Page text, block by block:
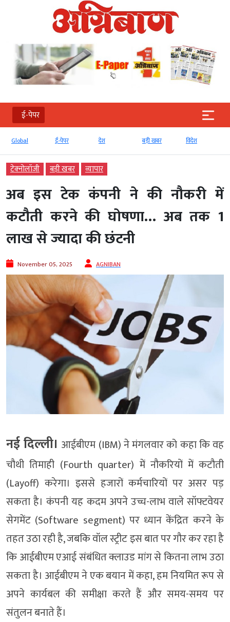
ई-पेपर
Global ई-पेपर देश बड़ी खबर विदेश
टेक्‍नोलॉजी बड़ी खबर व्‍यापार
अब इस टेक कंपनी ने की नौकरी में
कटौती करने की घोषणा… अब तक 1
लाख से ज्यादा की छंटनी
November 05, 2025 AGNIBAN
नई दिल्ली। आईबीएम (IBM) ने मंगलवार को कहा कि वह
चौथी तिमाही (Fourth quarter) में नौकरियों में कटौती
(Layoff) करेगा। इससे हजारों कर्मचारियों पर असर पड़
सकता है। कंपनी यह कदम अपने उच्च-लाभ वाले सॉफ्टवेयर
सेगमेंट (Software segment) पर ध्यान केंद्रित करने के
तहत उठा रही है, जबकि वॉल स्ट्रीट इस बात पर गौर कर रहा है
कि आईबीएम एआई संबंधित क्लाउड मांग से कितना लाभ उठा
सकता है। आईबीएम ने एक बयान में कहा, हम नियमित रूप से
अपने कार्यबल की समीक्षा करते हैं और समय-समय पर
संतुलन बनाते हैं।